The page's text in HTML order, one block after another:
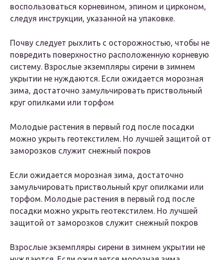
воспользоваться корневином, эпином и цирконом,
следуя инструкции, указанной на упаковке.
Почву следует рыхлить с осторожностью, чтобы не
повредить поверхностно расположенную корневую
систему. Взрослые экземпляры сирени в зимнем
укрытии не нуждаются. Если ожидается морозная
зима, достаточно замульчировать приствольный
круг опилками или торфом
Молодые растения в первый год после посадки
можно укрыть геотекстилем. Но лучшей защитой от
заморозков служит снежный покров
Если ожидается морозная зима, достаточно
замульчировать приствольный круг опилками или
торфом. Молодые растения в первый год после
посадки можно укрыть геотекстилем. Но лучшей
защитой от заморозков служит снежный покров
Взрослые экземпляры сирени в зимнем укрытии не